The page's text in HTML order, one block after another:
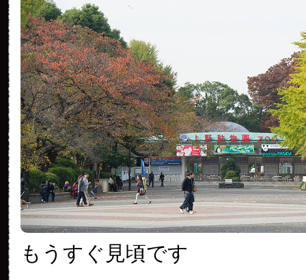
もうすぐ見頃です